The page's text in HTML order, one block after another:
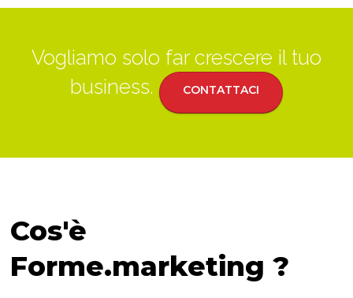
Vogliamo solo far crescere il tuo
business.
CONTATTACI
Cos'è
Forme.marketing ?